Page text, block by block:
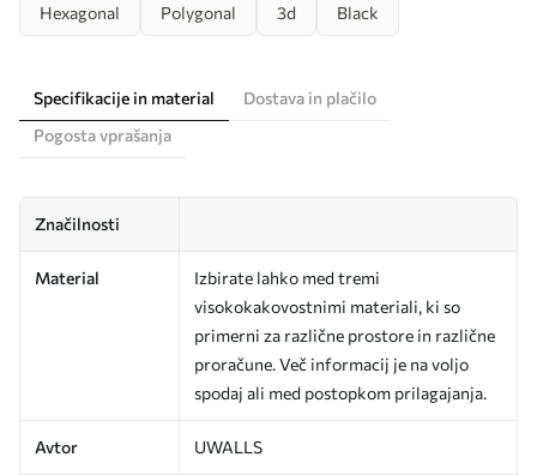
Hexagonal Polygonal 3d Black
Specifikacije in material
Dostava in plačilo
Pogosta vprašanja
Značilnosti
Material
Izbirate lahko med tremi
visokokakovostnimi materiali, ki so
primerni za različne prostore in različne
proračune. Več informacij je na voljo
spodaj ali med postopkom prilagajanja.
Avtor UWALLS